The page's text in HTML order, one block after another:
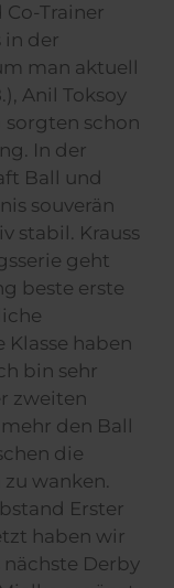
Co-Trainer
in der
man aktuell
Anil Toksoy
sorgten schon
In der
Ball und
souverän
stabil. Krauss
geht
beste erste
haben
bin sehr
zweiten
den Ball
die
wanken.
Erster
haben wir
nächste Derby